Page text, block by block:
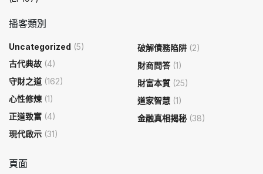
播客類別
Uncategorized (5)
古代典故 (4)
守財之道 (162)
心性修煉 (1)
正道致富 (4)
現代啟示 (31)
破解債務陷阱 (2)
財商問答(1)
財富本質 (25)
道家智慧 (1)
金融真相揭秘 (38)
頁面